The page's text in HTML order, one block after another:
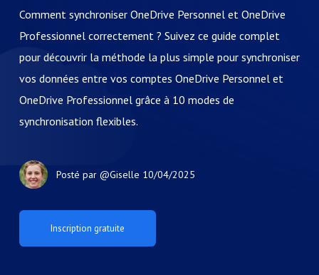
Comment synchroniser OneDrive Personnel et OneDrive
Professionnel correctement ? Suivez ce guide complet
pour découvrir la méthode la plus simple pour synchroniser
vos données entre vos comptes OneDrive Personnel et
OneDrive Professionnel grâce à 10 modes de
synchronisation flexibles.
Posté par @Giselle 10/04/2025